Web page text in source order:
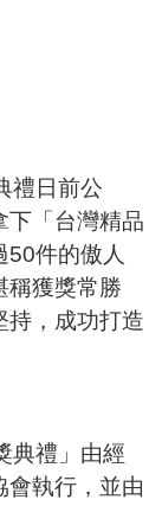
禮日前公
下「台灣精品
50件的傲人
稱獲獎常勝
持，成功打造
典禮」由經
會執行，並由